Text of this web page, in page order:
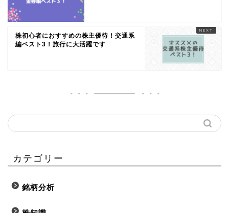
株初心者におすすめの株主優待！交通系
編ベスト3！旅行に大活躍です
カテゴリー
銘柄分析